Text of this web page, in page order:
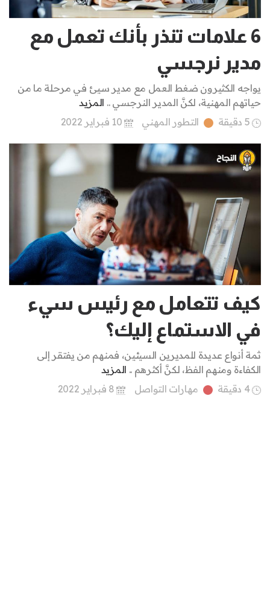
6 علامات تنذر بأنك تعمل مع
مدير نرجسي
يواجه الكثيرون ضغط العمل مع مدير سيئ في مرحلة ما من
حياتهم المهنية، لكنَّ المدير النرجسي .. المزيد
5 دقيقة
التطور المهني
كيف تتعامل مع رئيس سيء
في الاستماع إليك؟
ثمة أنواع عديدة للمديرين السيئين، فمنهم من يفتقر إلى
الكفاءة ومنهم الفظ، لكنَّ أكثرهم .. المزيد
4 دقيقة
مهارات التواصل 8 فبراير 2022